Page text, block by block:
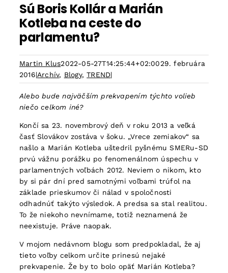
Sú Boris Kollár a Marián
Kotleba na ceste do
parlamentu?
Martin Klus2022-05-27T14:25:44+02:0029. februára
2016|Archív, Blogy,TREND|
Alebo bude najväčším prekvapením týchto volieb
niečo celkom iné?
Končí sa 23. novembrový deň v roku 2013 a veľká
časť Slovákov zostáva v šoku. „Vrece zemiakov“ sa
našlo a Marián Kotleba uštedril pyšnému SMERu-SD
prvú vážnu porážku po fenomenálnom úspechu v
parlamentných voľbách 2012. Neviem o nikom, kto
by si pár dní pred samotnými voľbami trúfol na
základe prieskumov či nálad v spoločnosti
odhadnúť takýto výsledok. A predsa sa stal realitou.
To že niekoho nevnímame, totiž neznamená že
neexistuje. Práve naopak.
V mojom nedávnom blogu som predpokladal, že aj
tieto voľby celkom určite prinesú nejaké
prekvapenie. Že by to bolo opäť Marián Kotleba?